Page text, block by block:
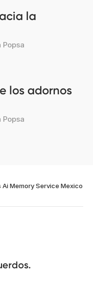
la
Popsa
los adornos
Popsa
Ai Memory Service Mexico